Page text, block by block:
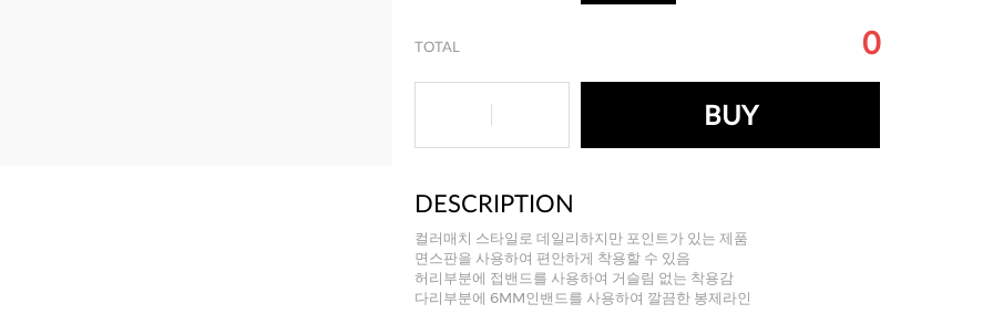
TOTAL 0
BUY
DESCRIPTION
컬러매치 스타일로 데일리하지만 포인트가 있는 제품
면스판을 사용하여 편안하게 착용할 수 있음
허리부분에 접밴드를 사용하여 거슬림 없는 착용감
다리부분에 6MM인밴드를 사용하여 깔끔한 봉제라인